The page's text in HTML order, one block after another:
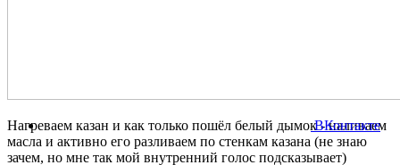
Нагреваем казан и как только пошёл белый дымок - наливаем
масла и активно его разливаем по стенкам казана (не знаю
зачем, но мне так мой внутренний голос подсказывает)
ВКонтакте